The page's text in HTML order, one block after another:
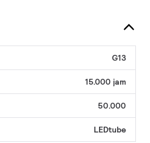
G13
15.000 jam
50.000
LEDtube